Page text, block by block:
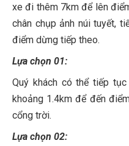
xe đi thêm 7km để lên
chân chụp ảnh núi tuyết,
điểm dừng tiếp theo.
Lựa chọn 01:
Quý khách có thể tiếp
khoảng 1.4km để đến
cổng trời.
Lựa chọn 02: